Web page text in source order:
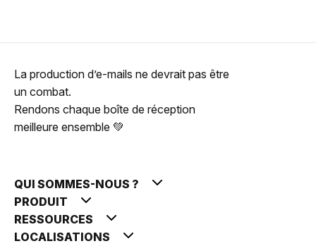
La production d’e-mails ne devrait pas être
un combat.
Rendons chaque boîte de réception
meilleure ensemble 💚
QUI SOMMES-NOUS ?
PRODUIT
RESSOURCES
LOCALISATIONS